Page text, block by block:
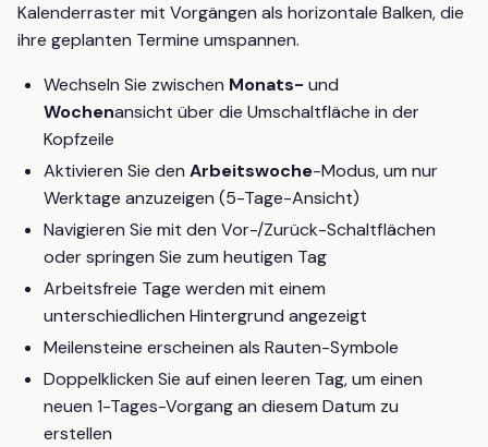
Kalenderraster mit Vorgängen als horizontale Balken, die
ihre geplanten Termine umspannen.
Wechseln Sie zwischen Monats- und
Wochenansicht über die Umschaltfläche in der
Kopfzeile
Aktivieren Sie den Arbeitswoche-Modus, um nur
Werktage anzuzeigen (5-Tage-Ansicht)
Navigieren Sie mit den Vor-/Zurück-Schaltflächen
oder springen Sie zum heutigen Tag
Arbeitsfreie Tage werden mit einem
unterschiedlichen Hintergrund angezeigt
Meilensteine erscheinen als Rauten-Symbole
Doppelklicken Sie auf einen leeren Tag, um einen
neuen 1-Tages-Vorgang an diesem Datum zu
erstellen